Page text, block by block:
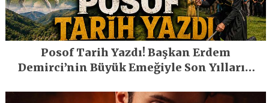
Posof Tarih Yazdı! Başkan Erdem
Demirci’nin Büyük Emeğiyle Son Yılların